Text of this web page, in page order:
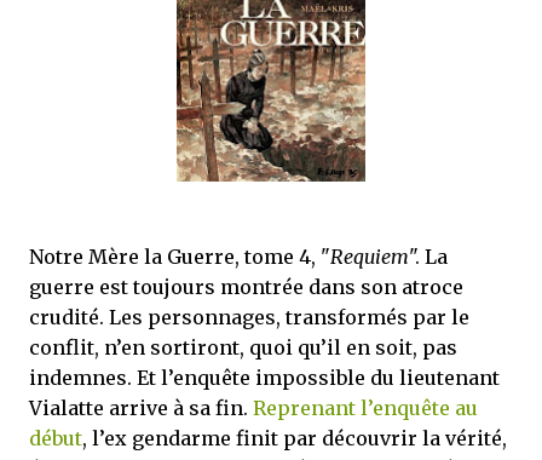
Notre Mère la Guerre, tome 4, "Requiem". La
guerre est toujours montrée dans son atroce
crudité. Les personnages, transformés par le
conflit, n’en sortiront, quoi qu’il en soit, pas
indemnes. Et l’enquête impossible du lieutenant
Vialatte arrive à sa fin. Reprenant l’enquête au
début, l’ex gendarme finit par découvrir la vérité,